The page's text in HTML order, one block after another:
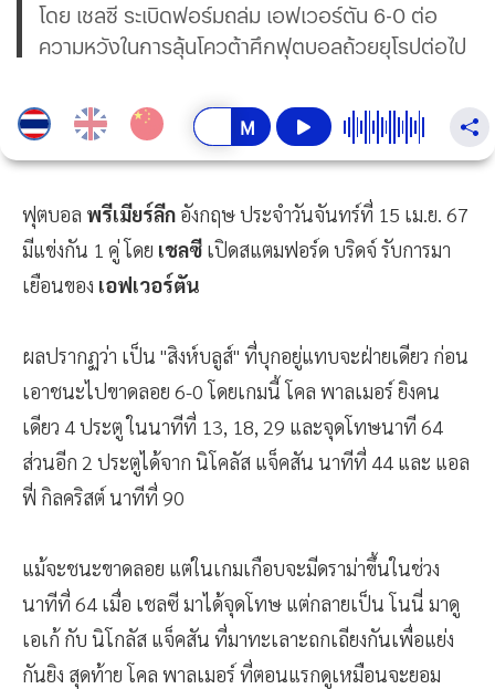
โดย เชลซี ระเบิดฟอร์มถล่ม เอฟเวอร์ตัน 6-0 ต่อ
ความหวังในการลุ้นโควต้าศึกฟุตบอลถ้วยยุโรปต่อไป
ฟุตบอล พรีเมียร์ลีก อังกฤษ ประจำวันจันทร์ที่ 15 เม.ย. 67
มีแข่งกัน 1 คู่ โดย เชลซี เปิดสแตมฟอร์ด บริดจ์ รับการมา
เยือนของ เอฟเวอร์ตัน
ผลปรากฏว่า เป็น "สิงห์บลูส์" ที่บุกอยู่แทบจะฝ่ายเดียว ก่อน
เอาชนะไปขาดลอย 6-0 โดยเกมนี้ โคล พาลเมอร์ ยิงคน
เดียว 4 ประตู ในนาทีที่ 13, 18, 29 และจุดโทษนาที 64
ส่วนอีก 2 ประตูได้จาก นิโคลัส แจ็คสัน นาทีที่ 44 และ แอล
ฟี่ กิลคริสต์ นาทีที่ 90
แม้จะชนะขาดลอย แต่ในเกมเกือบจะมีดราม่าขึ้นในช่วง
นาทีที่ 64 เมื่อ เชลซี มาได้จุดโทษ แต่กลายเป็น โนนี่ มาดู
เอเก้ กับ นิโกลัส แจ็คสัน ที่มาทะเลาะถกเถียงกันเพื่อแย่ง
กันยิง สุดท้าย โคล พาลเมอร์ ที่ตอนแรกดูเหมือนจะยอม